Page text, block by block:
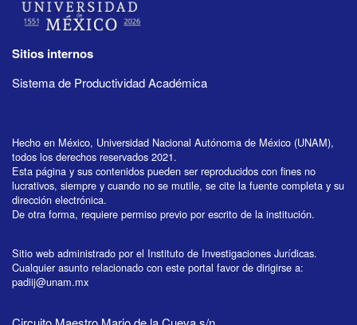
Sitios internos
Sistema de Productividad Académica
Hecho en México, Universidad Nacional Autónoma de México (UNAM),
todos los derechos reservados 2021.
Esta página y sus contenidos pueden ser reproducidos con fines no
lucrativos, siempre y cuando no se mutile, se cite la fuente completa y su
dirección electrónica.
De otra forma, requiere permiso previo por escrito de la institución.
Sitio web administrado por el Instituto de Investigaciones Jurídicas.
Cualquier asunto relacionado con este portal favor de dirigirse a:
padiij@unam.mx